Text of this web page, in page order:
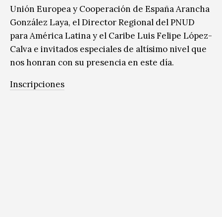
Unión Europea y Cooperación de España Arancha
González Laya, el Director Regional del PNUD
para América Latina y el Caribe Luis Felipe López-
Calva e invitados especiales de altísimo nivel que
nos honran con su presencia en este día.
Inscripciones